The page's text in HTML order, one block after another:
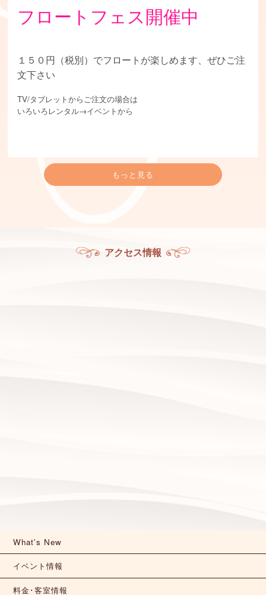
フロートフェス開催中
１５０円（税別）でフロートが楽しめます、ぜひご注
文下さい
TV/タブレットからご注文の場合は
いろいろレンタル→イベントから
もっと見る
アクセス情報
What's New
イベント情報
料金･客室情報